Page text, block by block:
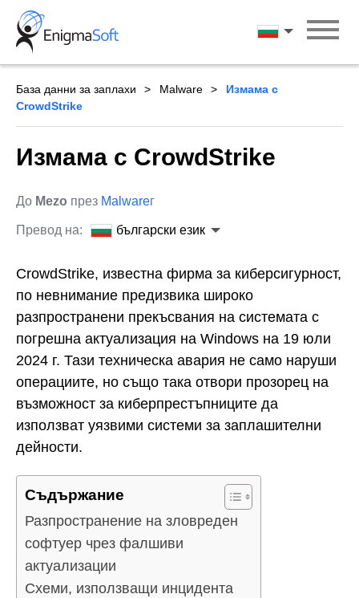
Skip
content
български
База данни за заплахи Malware
Измама с
CrowdStrike
Измама с CrowdStrike
До Mezo през Malwareг
Превод на: български език
CrowdStrike, известна фирма за киберсигурност,
по невнимание предизвика широко
разпространени прекъсвания на системата с
погрешна актуализация на Windows на 19 юли
2024 г. Тази техническа авария не само наруши
операциите, но също така отвори прозорец на
възможност за киберпрестъпниците да
използват уязвими системи за заплашителни
дейности.
Съдържание
Разпространение на зловреден
софтуер чрез фалшиви
актуализации
Схеми, използващи инцидента